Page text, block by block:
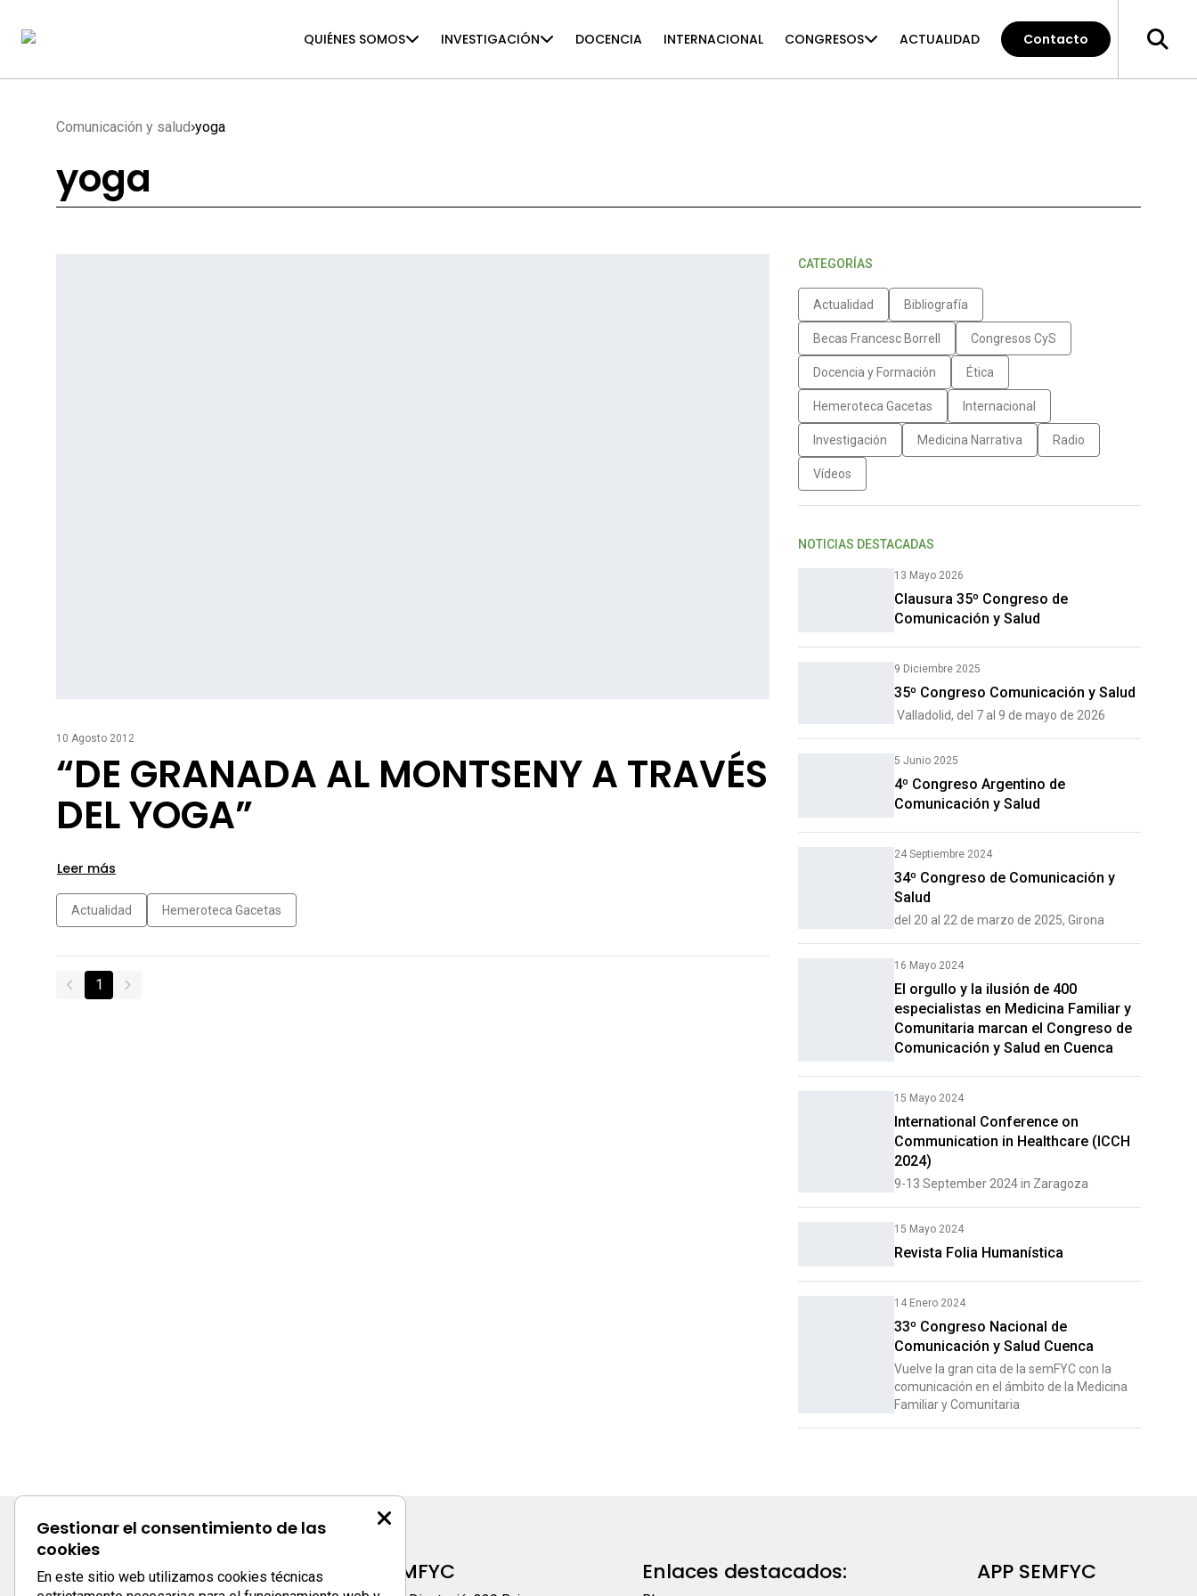
QUIÉNES SOMOS INVESTIGACIÓN DOCENCIA INTERNACIONAL CONGRESOS ACTUALIDAD Contacto
Comunicación y salud yoga
yoga
10 Agosto 2012
“DE GRANADA AL MONTSENY A TRAVÉS
DEL YOGA”
Leer más
Actualidad Hemeroteca Gacetas
1
CATEGORÍAS
Actualidad Bibliografía
Becas Francesc Borrell Congresos CyS
Docencia y Formación Ética
Hemeroteca Gacetas Internacional
Investigación Medicina Narrativa Radio
Vídeos
NOTICIAS DESTACADAS
13 Mayo 2026
Clausura 35º Congreso de
Comunicación y Salud
9 Diciembre 2025
35º Congreso Comunicación y Salud
Valladolid, del 7 al 9 de mayo de 2026
5 Junio 2025
4º Congreso Argentino de
Comunicación y Salud
24 Septiembre 2024
34º Congreso de Comunicación y
Salud
del 20 al 22 de marzo de 2025, Girona
16 Mayo 2024
El orgullo y la ilusión de 400
especialistas en Medicina Familiar y
Comunitaria marcan el Congreso de
Comunicación y Salud en Cuenca
15 Mayo 2024
International Conference on
Communication in Healthcare (ICCH
2024)
9-13 September 2024 in Zaragoza
15 Mayo 2024
Revista Folia Humanística
14 Enero 2024
33º Congreso Nacional de
Comunicación y Salud Cuenca
Vuelve la gran cita de la semFYC con la
comunicación en el ámbito de la Medicina
Familiar y Comunitaria
Gestionar el consentimiento de las
cookies
En este sitio web utilizamos cookies técnicas
SEMFYC Enlaces destacados: APP SEMFYC